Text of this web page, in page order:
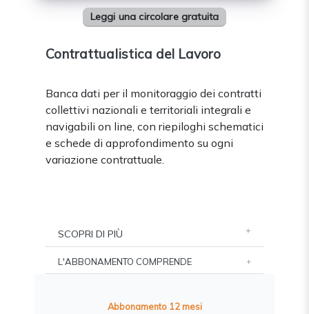
Leggi una circolare gratuita
Contrattualistica del Lavoro
Banca dati per il monitoraggio dei contratti
collettivi nazionali e territoriali integrali e
navigabili on line, con riepiloghi schematici
e schede di approfondimento su ogni
variazione contrattuale.
SCOPRI DI PIÙ
L'ABBONAMENTO COMPRENDE
Abbonamento 12 mesi